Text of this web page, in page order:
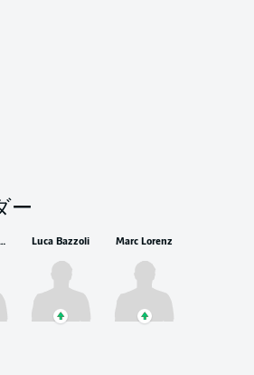
ー
Luca Bazzoli Marc Lorenz